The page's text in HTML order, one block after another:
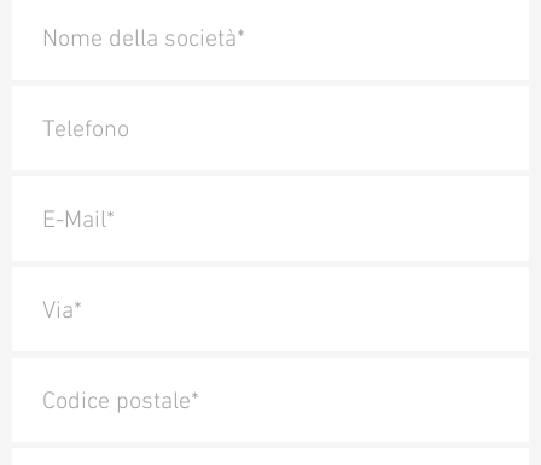
Nome della società*
Telefono
E-Mail*
Via*
Codice postale*